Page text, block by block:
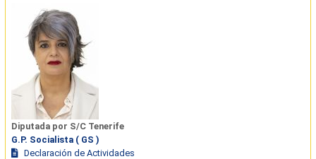
Diputada por S/C Tenerife
G.P. Socialista ( GS )
Declaración de Actividades